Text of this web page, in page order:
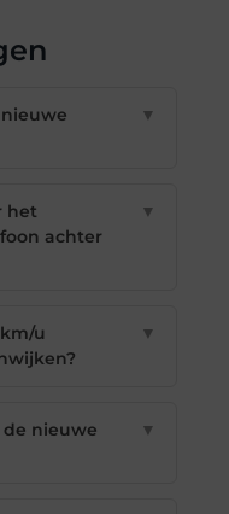
▼
het
achter
▼
u
▼
de nieuwe
▼